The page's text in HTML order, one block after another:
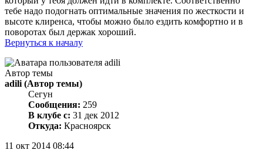
тебе надо подогнать оптимальные значения по жесткости и
высоте клиренса, чтобы можно было ездить комфортно и в
поворотах был держак хороший.
Вернуться к началу
Автор темы
adili (Автор темы)
Сегун
Сообщения: 259
В клубе с: 31 дек 2012
Откуда: Красноярск
11 окт 2014 08:44